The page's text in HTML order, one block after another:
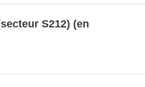
S212) (en